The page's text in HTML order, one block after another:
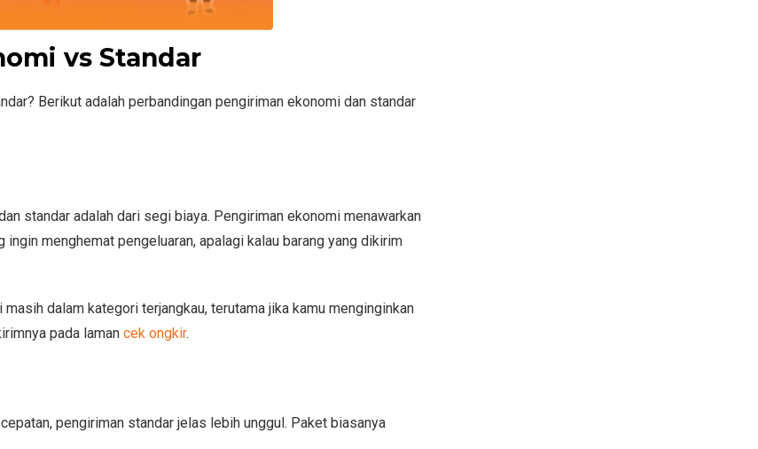
vs Standar
Berikut adalah perbandingan pengiriman ekonomi dan standar
standar adalah dari segi biaya. Pengiriman ekonomi menawarkan
menghemat pengeluaran, apalagi kalau barang yang dikirim
dalam kategori terjangkau, terutama jika kamu menginginkan
pada laman cek ongkir.
pengiriman standar jelas lebih unggul. Paket biasanya